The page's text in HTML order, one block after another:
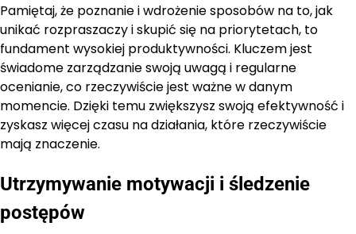
Pamiętaj, że poznanie i wdrożenie sposobów na to, jak
unikać rozpraszaczy i skupić się na priorytetach, to
fundament wysokiej produktywności. Kluczem jest
świadome zarządzanie swoją uwagą i regularne
ocenianie, co rzeczywiście jest ważne w danym
momencie. Dzięki temu zwiększysz swoją efektywność i
zyskasz więcej czasu na działania, które rzeczywiście
mają znaczenie.
Utrzymywanie motywacji i śledzenie
postępów